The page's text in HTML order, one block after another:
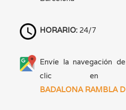
HORARIO: 24/7
Envíe la navegación
clic en la
BADALONA RAMBLA